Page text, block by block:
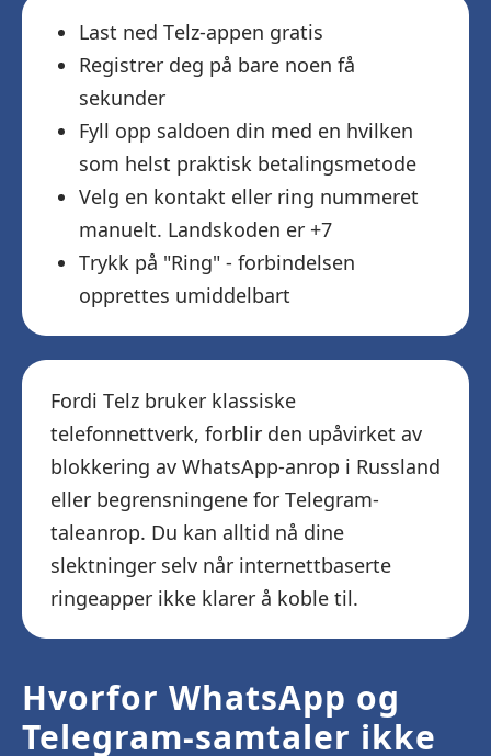
Last ned Telz-appen gratis
Registrer deg på bare noen få
sekunder
Fyll opp saldoen din med en hvilken
som helst praktisk betalingsmetode
Velg en kontakt eller ring nummeret
manuelt. Landskoden er +7
Trykk på "Ring" - forbindelsen
opprettes umiddelbart
Fordi Telz bruker klassiske
telefonnettverk, forblir den upåvirket av
blokkering av WhatsApp-anrop i Russland
eller begrensningene for Telegram-
taleanrop. Du kan alltid nå dine
slektninger selv når internettbaserte
ringeapper ikke klarer å koble til.
Hvorfor WhatsApp og
Telegram-samtaler ikke